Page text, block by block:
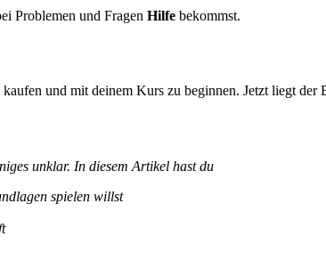
Problemen und Fragen Hilfe bekommst.
und mit deinem Kurs zu beginnen. Jetzt liegt der
unklar. In diesem Artikel hast du
spielen willst